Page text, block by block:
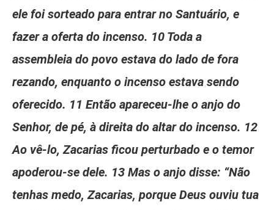
ele foi sorteado para entrar no Santuário, e
fazer a oferta do incenso. 10 Toda a
assembleia do povo estava do lado de fora
rezando, enquanto o incenso estava sendo
oferecido. 11 Então apareceu-lhe o anjo do
Senhor, de pé, à direita do altar do incenso. 12
Ao vê-lo, Zacarias ficou perturbado e o temor
apoderou-se dele. 13 Mas o anjo disse: “Não
tenhas medo, Zacarias, porque Deus ouviu tua